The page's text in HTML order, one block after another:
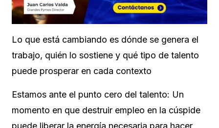
Lo que está cambiando es dónde se genera el
trabajo, quién lo sostiene y qué tipo de talento
puede prosperar en cada contexto
Estamos ante el punto cero del talento: Un
momento en que destruir empleo en la cúspide
puede liberar la energía necesaria para hacer